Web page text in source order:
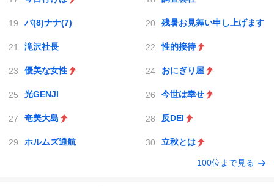
バ(8)ナナ(7) 残暑お見舞い申し上げます
滝沢社長 性的接待
優美な女性 おにぎり屋
光GENJI 今世は幸せ
奄美大島 反DEI
ホルムズ通航 立秋とは
100位まで見る